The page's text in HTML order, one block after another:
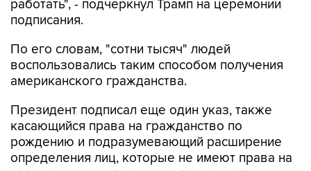
По его словам, "сотни тысяч" людей
американского гражданства.
Президент подписал еще один указ, также
рождению и подразумевающий расширение
определения лиц, которые не имеют права на
автоматическое получение гражданства,
включая "иностранных врагов Соединенных